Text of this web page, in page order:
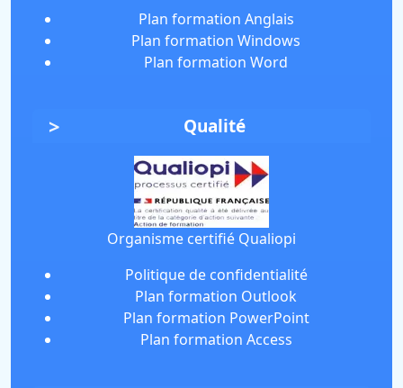
Plan formation Anglais
Plan formation Windows
Plan formation Word
Qualité
Organisme certifié Qualiopi
Politique de confidentialité
Plan formation Outlook
Plan formation PowerPoint
Plan formation Access